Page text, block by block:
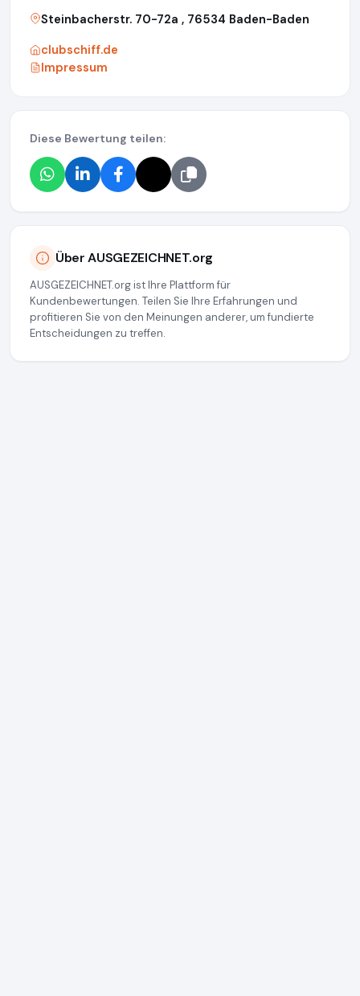
Steinbacherstr. 70-72a , 76534 Baden-Baden
clubschiff.de
Impressum
Diese Bewertung teilen:
Über AUSGEZEICHNET.org
AUSGEZEICHNET.org ist Ihre Plattform für
Kundenbewertungen. Teilen Sie Ihre Erfahrungen und
profitieren Sie von den Meinungen anderer, um fundierte
Entscheidungen zu treffen.